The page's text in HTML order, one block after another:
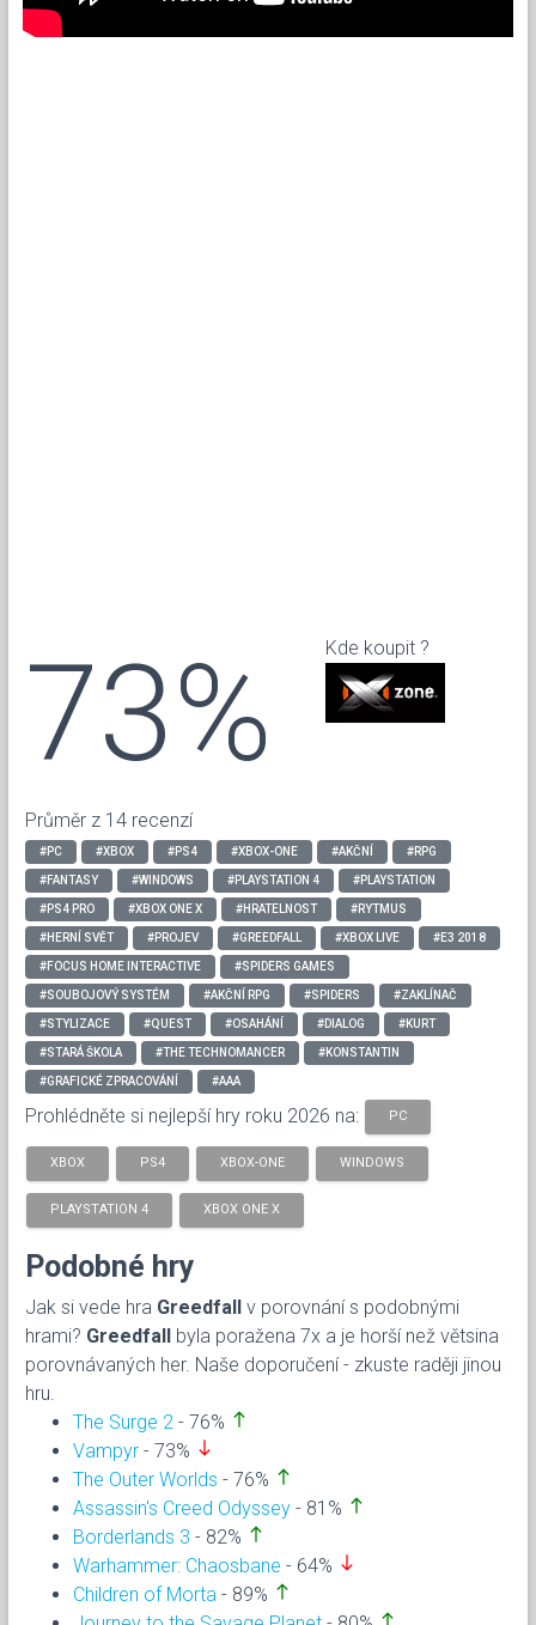
73%
Průměr z 14 recenzí
Kde koupit ?
#PC #XBOX #PS4 #XBOX-ONE #AKČNÍ #RPG
#FANTASY #WINDOWS #PLAYSTATION 4 #PLAYSTATION
#PS4 PRO #XBOX ONE X #HRATELNOST #RYTMUS
#HERNÍ SVĚT #PROJEV #GREEDFALL #XBOX LIVE #E3 2018
#FOCUS HOME INTERACTIVE #SPIDERS GAMES
#SOUBOJOVÝ SYSTÉM #AKČNÍ RPG #SPIDERS #ZAKLÍNAČ
#STYLIZACE #QUEST #OSAHÁNÍ #DIALOG #KURT
#STARÁ ŠKOLA #THE TECHNOMANCER #KONSTANTIN
#GRAFICKÉ ZPRACOVÁNÍ #AAA
Prohlédněte si nejlepší hry roku 2026 na: PC
XBOX PS4 XBOX-ONE WINDOWS
PLAYSTATION 4 XBOX ONE X
Podobné hry
Jak si vede hra Greedfall v porovnání s podobnými
hrami? Greedfall byla poražena 7x a je horší než větsina
porovnávaných her. Naše doporučení - zkuste raději jinou
hru.
The Surge 2 - 76% north
Vampyr - 73% south
The Outer Worlds - 76% north
Assassin's Creed Odyssey - 81% north
Borderlands 3 - 82% north
Warhammer: Chaosbane - 64% south
Children of Morta - 89% north
north